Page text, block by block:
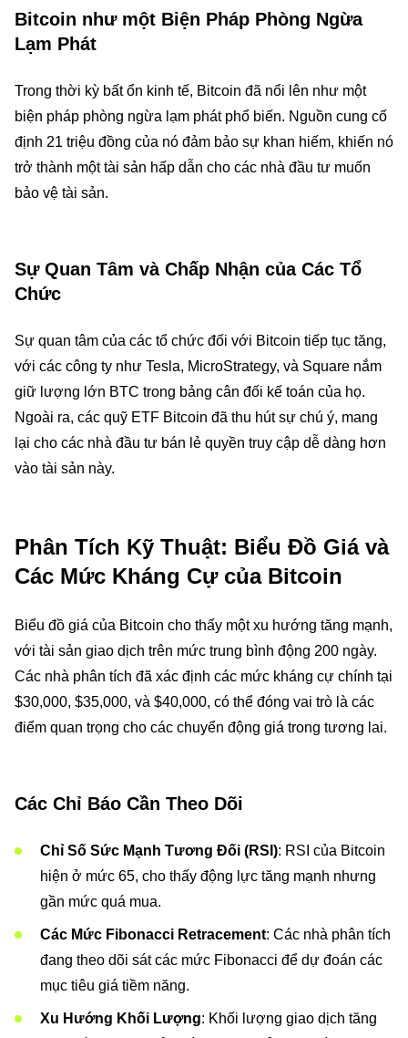
Bitcoin như một Biện Pháp Phòng Ngừa
Lạm Phát
Trong thời kỳ bất ổn kinh tế, Bitcoin đã nổi lên như một
biện pháp phòng ngừa lạm phát phổ biến. Nguồn cung cố
định 21 triệu đồng của nó đảm bảo sự khan hiếm, khiến nó
trở thành một tài sản hấp dẫn cho các nhà đầu tư muốn
bảo vệ tài sản.
Sự Quan Tâm và Chấp Nhận của Các Tổ
Chức
Sự quan tâm của các tổ chức đối với Bitcoin tiếp tục tăng,
với các công ty như Tesla, MicroStrategy, và Square nắm
giữ lượng lớn BTC trong bảng cân đối kế toán của họ.
Ngoài ra, các quỹ ETF Bitcoin đã thu hút sự chú ý, mang
lại cho các nhà đầu tư bán lẻ quyền truy cập dễ dàng hơn
vào tài sản này.
Phân Tích Kỹ Thuật: Biểu Đồ Giá và
Các Mức Kháng Cự của Bitcoin
Biểu đồ giá của Bitcoin cho thấy một xu hướng tăng mạnh,
với tài sản giao dịch trên mức trung bình động 200 ngày.
Các nhà phân tích đã xác định các mức kháng cự chính tại
$30,000, $35,000, và $40,000, có thể đóng vai trò là các
điểm quan trọng cho các chuyển động giá trong tương lai.
Các Chỉ Báo Cần Theo Dõi
Chỉ Số Sức Mạnh Tương Đối (RSI): RSI của Bitcoin
hiện ở mức 65, cho thấy động lực tăng mạnh nhưng
gần mức quá mua.
Các Mức Fibonacci Retracement: Các nhà phân tích
đang theo dõi sát các mức Fibonacci để dự đoán các
mục tiêu giá tiềm năng.
Xu Hướng Khối Lượng: Khối lượng giao dịch tăng